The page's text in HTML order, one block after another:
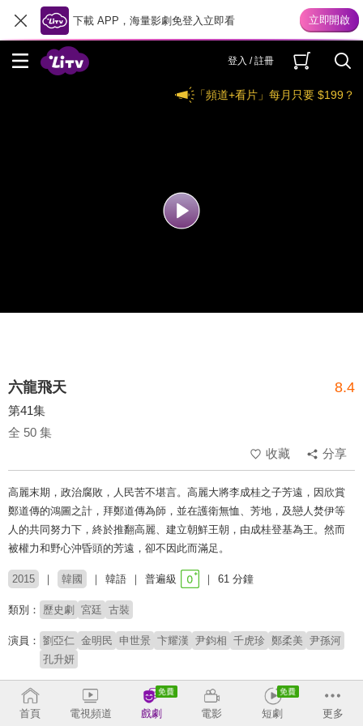
下載 APP，海量影劇免登入立即看
登入 / 註冊
「頻道+看片」每月只要 $199？
六龍飛天 8.4
第41集
全 50 集
收藏
分享
高麗末期，政治腐敗，人民苦不堪言。高麗大將李成桂之子芳遠，因欣賞
鄭道傳的鴻圖之計，拜鄭道傳為師，並在護衛無恤、芳地，及戀人焚伊等
人的共同努力下，終於推翻高麗、建立朝鮮王朝，由成桂登基為王。然而
被權力和野心沖昏頭的芳遠，卻不因此而滿足。
2015 韓國 韓語 普遍級 61 分鐘
類別： 歷史劇 宮廷 古裝
演員： 劉亞仁 金明民 申世景 卞耀漢 尹鈞相 千虎珍 鄭柔美 尹孫河
孔升妍
導演： 李正興
首頁 電視頻道 戲劇 電影 短劇 更多